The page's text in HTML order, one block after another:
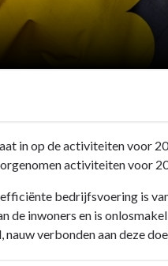
in op de activiteiten voor
activiteiten voor
bedrijfsvoering is
de inwoners en is
nauw verbonden aan deze